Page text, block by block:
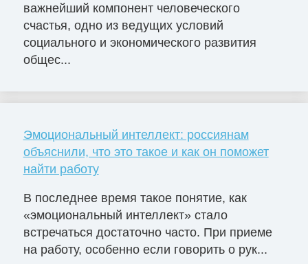
важнейший компонент человеческого
счастья, одно из ведущих условий
социального и экономического развития
общес...
Эмоциональный интеллект: россиянам
объяснили, что это такое и как он поможет
найти работу
В последнее время такое понятие, как
«эмоциональный интеллект» стало
встречаться достаточно часто. При приеме
на работу, особенно если говорить о рук...